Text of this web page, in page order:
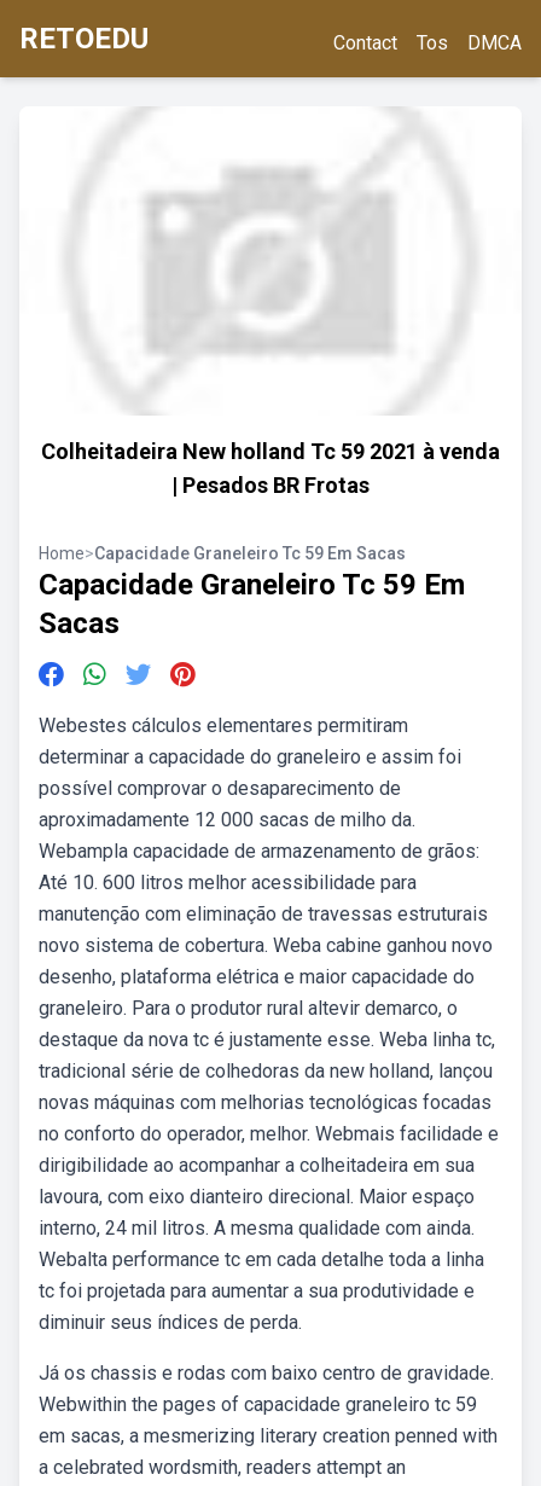
RETOEDU Contact Tos DMCA
Colheitadeira New holland Tc 59 2021 à venda
| Pesados BR Frotas
Home>Capacidade Graneleiro Tc 59 Em Sacas
Capacidade Graneleiro Tc 59 Em
Sacas
Webestes cálculos elementares permitiram
determinar a capacidade do graneleiro e assim foi
possível comprovar o desaparecimento de
aproximadamente 12 000 sacas de milho da.
Webampla capacidade de armazenamento de grãos:
Até 10. 600 litros melhor acessibilidade para
manutenção com eliminação de travessas estruturais
novo sistema de cobertura. Weba cabine ganhou novo
desenho, plataforma elétrica e maior capacidade do
graneleiro. Para o produtor rural altevir demarco, o
destaque da nova tc é justamente esse. Weba linha tc,
tradicional série de colhedoras da new holland, lançou
novas máquinas com melhorias tecnológicas focadas
no conforto do operador, melhor. Webmais facilidade e
dirigibilidade ao acompanhar a colheitadeira em sua
lavoura, com eixo dianteiro direcional. Maior espaço
interno, 24 mil litros. A mesma qualidade com ainda.
Webalta performance tc em cada detalhe toda a linha
tc foi projetada para aumentar a sua produtividade e
diminuir seus índices de perda.
Já os chassis e rodas com baixo centro de gravidade.
Webwithin the pages of capacidade graneleiro tc 59
em sacas, a mesmerizing literary creation penned with
a celebrated wordsmith, readers attempt an